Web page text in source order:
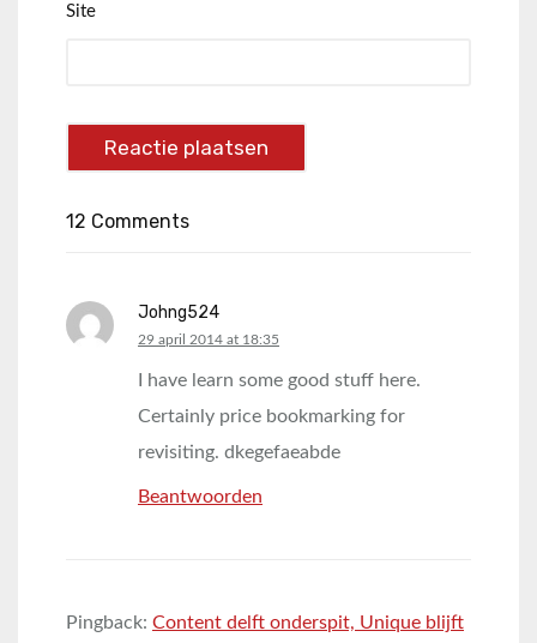
Site
12 Comments
Johng524
says:
29 april 2014 at 18:35
I have learn some good stuff here.
Certainly price bookmarking for
revisiting. dkegefaeabde
Beantwoorden
Pingback: Content delft onderspit, Unique blijft